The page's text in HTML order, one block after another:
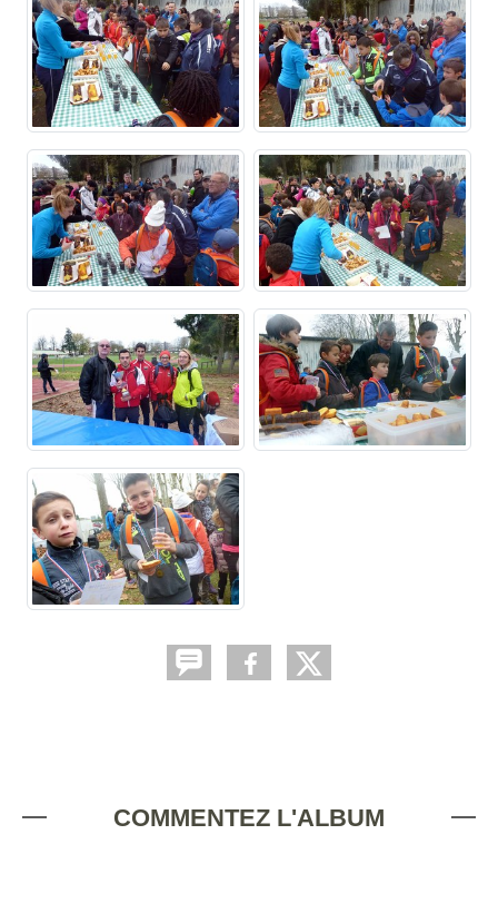
COMMENTEZ L'ALBUM